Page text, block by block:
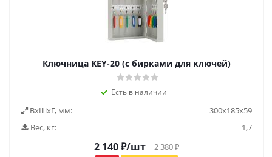
Ключница KEY-20 (с бирками для ключей)
Есть в наличии
ВxШxГ, мм:
300x185x59
Вес, кг:
1,7
2 140₽/шт 2 380₽